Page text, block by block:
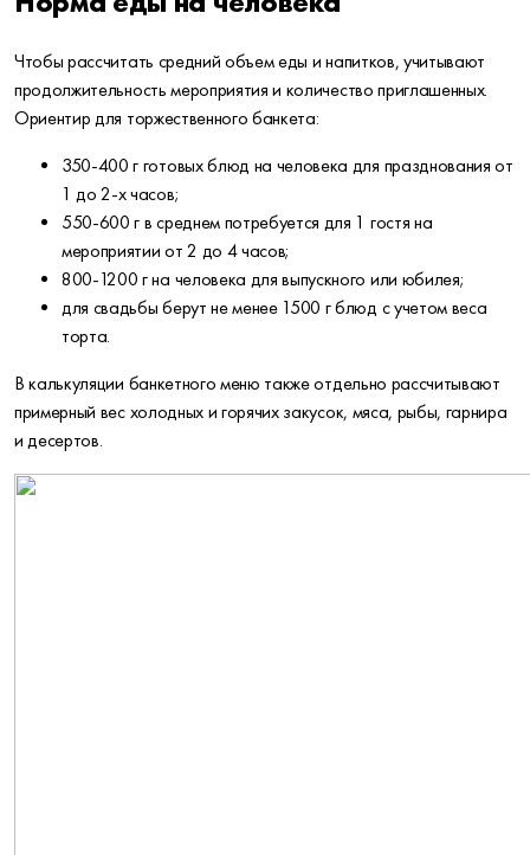
Чтобы рассчитать средний объем еды и напитков, учитывают
продолжительность мероприятия и количество приглашенных.
Ориентир для торжественного банкета:
350-400 г готовых блюд на человека для празднования от
1 до 2-х часов;
550-600 г в среднем потребуется для 1 гостя на
мероприятии от 2 до 4 часов;
800-1200 г на человека для выпускного или юбилея;
для свадьбы берут не менее 1500 г блюд с учетом веса
торта.
В калькуляции банкетного меню также отдельно рассчитывают
примерный вес холодных и горячих закусок, мяса, рыбы, гарнира
и десертов.